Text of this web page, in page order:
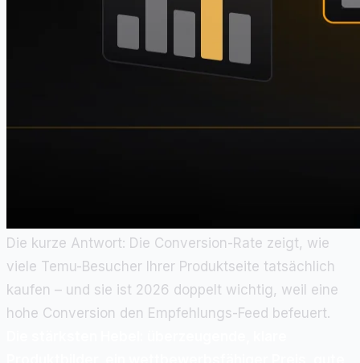
Die kurze Antwort: Die Conversion-Rate zeigt, wie
viele Temu-Besucher Ihrer Produktseite tatsächlich
kaufen – und sie ist 2026 doppelt wichtig, weil eine
hohe Conversion den Empfehlungs-Feed befeuert.